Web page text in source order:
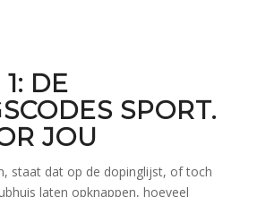
DE
SPORT.
JOU
staat dat op de dopinglijst, of toch
laten opknappen, hoeveel